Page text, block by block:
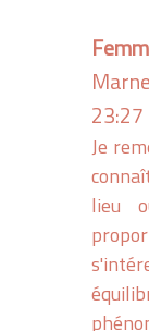
23:27
Je
lieu